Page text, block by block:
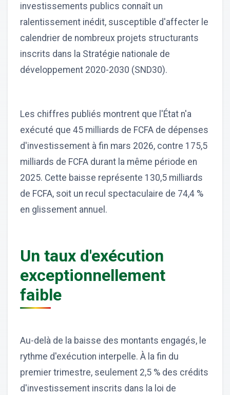
investissements publics connaît un
ralentissement inédit, susceptible d'affecter le
calendrier de nombreux projets structurants
inscrits dans la Stratégie nationale de
développement 2020-2030 (SND30).
Les chiffres publiés montrent que l'État n'a
exécuté que 45 milliards de FCFA de dépenses
d'investissement à fin mars 2026, contre 175,5
milliards de FCFA durant la même période en
2025. Cette baisse représente 130,5 milliards
de FCFA, soit un recul spectaculaire de 74,4 %
en glissement annuel.
Un taux d'exécution
exceptionnellement
faible
Au-delà de la baisse des montants engagés, le
rythme d'exécution interpelle. À la fin du
premier trimestre, seulement 2,5 % des crédits
d'investissement inscrits dans la loi de